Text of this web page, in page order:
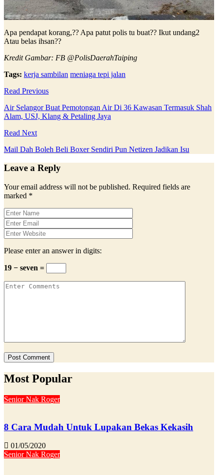
Apa pendapat korang,?? Apa patut polis tu buat?? Ikut undang2
Atau belas ihsan??
Kredit Gambar: FB @PolisDaerahTaiping
Tags: kerja sambilan meniaga tepi jalan
Read Previous
Air Selangor Buat Pemotongan Air Di 36 Kawasan Termasuk Shah
Alam, USJ, Klang & Petaling Jaya
Read Next
Mail Dah Boleh Beli Boxer Sendiri Pun Netizen Jadikan Isu
Leave a Reply
Your email address will not be published. Required fields are
marked *
Please enter an answer in digits:
19 − seven =
Most Popular
Senior Nak Roger
8 Cara Mudah Untuk Lupakan Bekas Kekasih
01/05/2020
Senior Nak Roger